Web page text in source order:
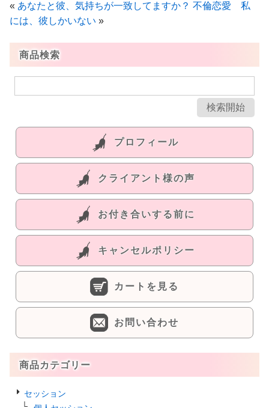
« あなたと彼、気持ちが一致してますか？ 不倫恋愛 私
には、彼しかいない »
商品検索
プロフィール
クライアント様の声
お付き合いする前に
キャンセルポリシー
カートを見る
お問い合わせ
商品カテゴリー
セッション